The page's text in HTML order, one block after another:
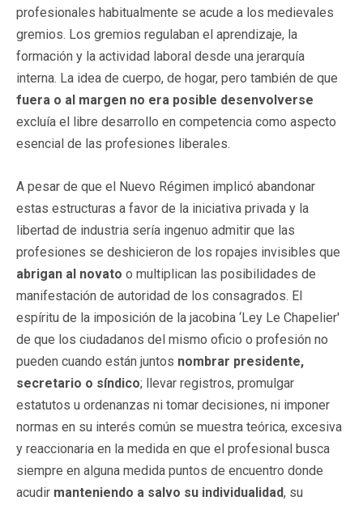
profesionales habitualmente se acude a los medievales
gremios. Los gremios regulaban el aprendizaje, la
formación y la actividad laboral desde una jerarquía
interna. La idea de cuerpo, de hogar, pero también de que
fuera o al margen no era posible desenvolverse
excluía el libre desarrollo en competencia como aspecto
esencial de las profesiones liberales.
A pesar de que el Nuevo Régimen implicó abandonar
estas estructuras a favor de la iniciativa privada y la
libertad de industria sería ingenuo admitir que las
profesiones se deshicieron de los ropajes invisibles que
abrigan al novato o multiplican las posibilidades de
manifestación de autoridad de los consagrados. El
espíritu de la imposición de la jacobina ‘Ley Le Chapelier'
de que los ciudadanos del mismo oficio o profesión no
pueden cuando están juntos nombrar presidente,
secretario o síndico; llevar registros, promulgar
estatutos u ordenanzas ni tomar decisiones, ni imponer
normas en su interés común se muestra teórica, excesiva
y reaccionaria en la medida en que el profesional busca
siempre en alguna medida puntos de encuentro donde
acudir manteniendo a salvo su individualidad, su